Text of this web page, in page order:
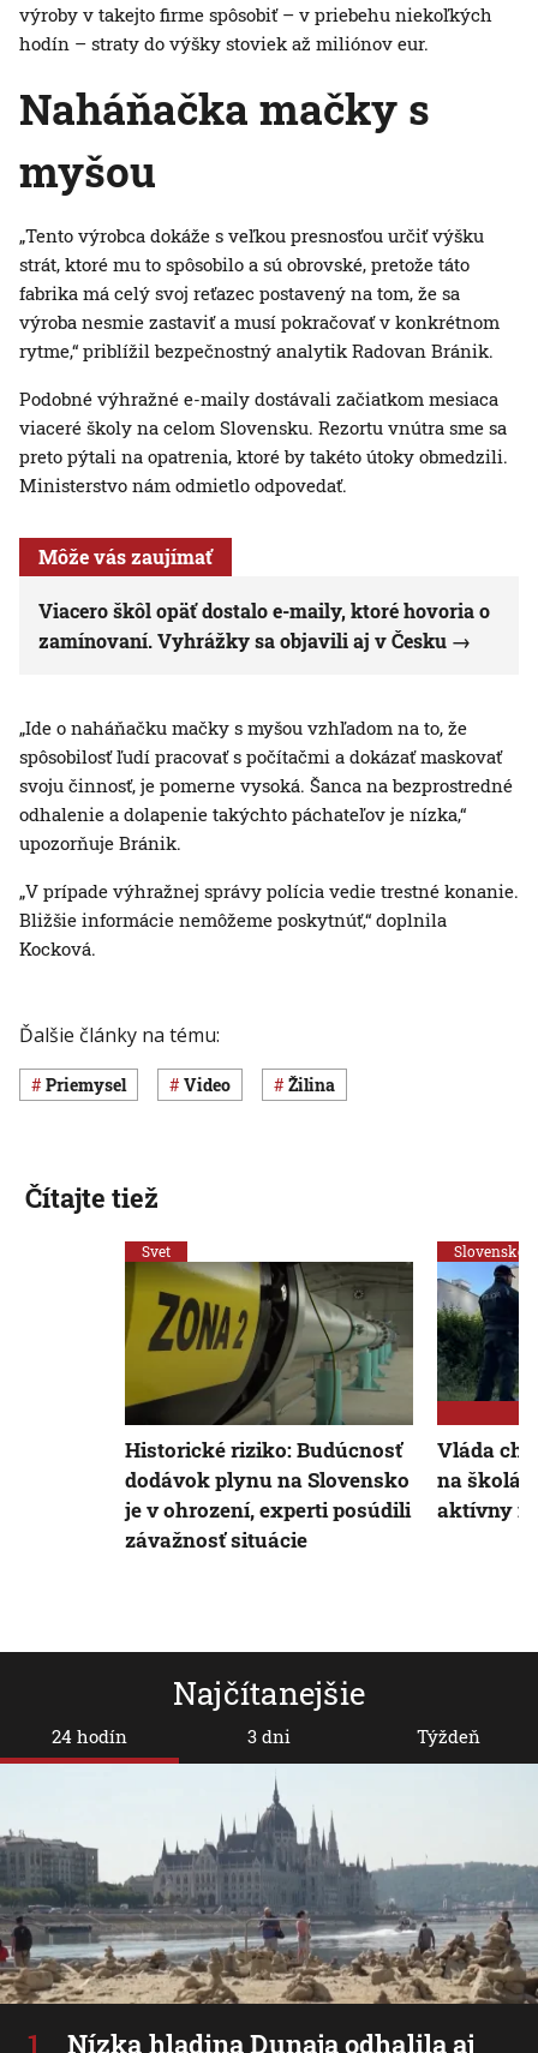
výroby v takejto firme spôsobiť – v priebehu niekoľkých
hodín – straty do výšky stoviek až miliónov eur.
Naháňačka mačky s
myšou
„Tento výrobca dokáže s veľkou presnosťou určiť výšku
strát, ktoré mu to spôsobilo a sú obrovské, pretože táto
fabrika má celý svoj reťazec postavený na tom, že sa
výroba nesmie zastaviť a musí pokračovať v konkrétnom
rytme,“ priblížil bezpečnostný analytik Radovan Bránik.
Podobné výhražné e-maily dostávali začiatkom mesiaca
viaceré školy na celom Slovensku. Rezortu vnútra sme sa
preto pýtali na opatrenia, ktoré by takéto útoky obmedzili.
Ministerstvo nám odmietlo odpovedať.
Môže vás zaujímať
Viacero škôl opäť dostalo e-maily, ktoré hovoria o
zamínovaní. Vyhrážky sa objavili aj v Česku
„Ide o naháňačku mačky s myšou vzhľadom na to, že
spôsobilosť ľudí pracovať s počítačmi a dokázať maskovať
svoju činnosť, je pomerne vysoká. Šanca na bezprostredné
odhalenie a dolapenie takýchto páchateľov je nízka,“
upozorňuje Bránik.
„V prípade výhražnej správy polícia vedie trestné konanie.
Bližšie informácie nemôžeme poskytnúť,“ doplnila
Kocková.
Ďalšie články na tému:
priemysel Video Žilina
Najčítanejšie
24 hodín
Nízka hladina Dunaja odhalila aj
3 dni Týždeň
Čítajte tiež
Svet
Historické riziko: Budúcnosť
dodávok plynu na Slovensko
je v ohrození, experti posúdili
závažnosť situácie
Slovensko
Vláda
na
aktívny